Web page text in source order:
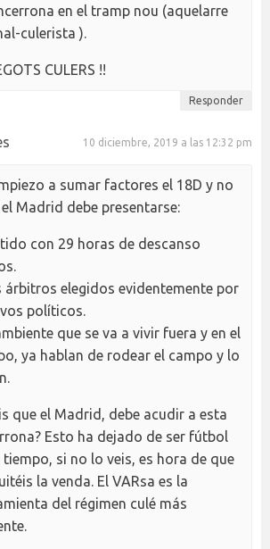
en el tramp nou (aquelarre
culerista ).
CULERS !!
Responder
10 diciembre, 2019 a las 12:32 pm
a sumar factores el 18D y no
el Madrid debe presentarse:
con 29 horas de descanso
árbitros elegidos evidentemente por
políticos.
que se va a vivir fuera y en el
ya hablan de rodear el campo y lo
que el Madrid, debe acudir a esta
Esto ha dejado de ser fútbol
tiempo, si no lo veis, es hora de que
la venda. El VARsa es la
del régimen culé más